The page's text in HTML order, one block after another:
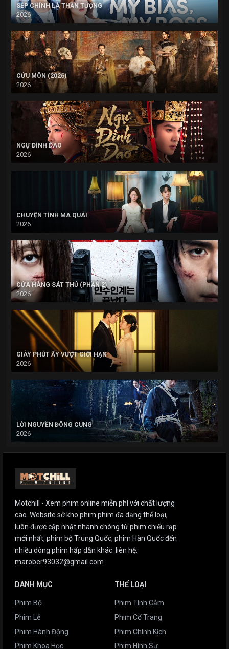
SẾP CHÍNH LÀ THẦN TƯỢNG
2026
CỬU MÔN (2026)
2026
NGỰ ĐÌNH DAO
2026
CHUYỆN TÌNH MA QUÁI
2026
CỬA HÀNG SÁT THỦ (PHẦN 2)
2026
GIÂY PHÚT ẤY VƯỢT GIỚI HẠN
2026
LỜI NGUYỀN ĐÔNG CUNG
2026
Motchill - Xem phim online miễn phí với chất lượng
cao. Website sở kho phim phim đa dạng thể loại,
luôn được cập nhật nhanh chóng từ phim chiếu rạp
mới nhất, phim bộ Trung Quốc, phim Hàn Quốc đến
nhiều dòng phim hấp dẫn khác. liên hệ:
marober93032@gmail.com
DANH MỤC
Phim Bộ
Phim Lẻ
Phim Hành Động
Phim Khoa Học
THỂ LOẠI
Phim Tình Cảm
Phim Cổ Trang
Phim Chính Kịch
Phim Hình Sự